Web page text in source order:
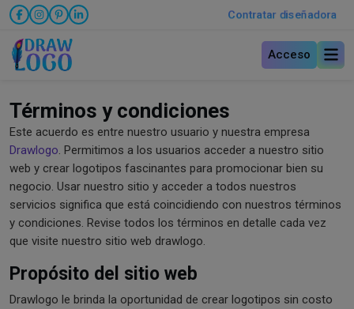
Contratar diseñadora
Acceso
Términos y condiciones
Este acuerdo es entre nuestro usuario y nuestra empresa
Drawlogo. Permitimos a los usuarios acceder a nuestro sitio
web y crear logotipos fascinantes para promocionar bien su
negocio. Usar nuestro sitio y acceder a todos nuestros
servicios significa que está coincidiendo con nuestros términos
y condiciones. Revise todos los términos en detalle cada vez
que visite nuestro sitio web drawlogo.
Propósito del sitio web
Drawlogo le brinda la oportunidad de crear logotipos sin costo